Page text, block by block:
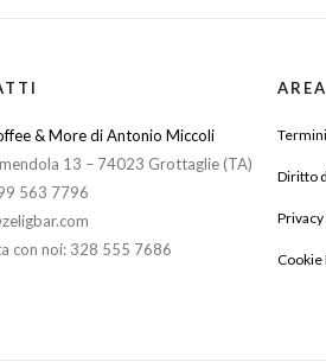
& More di Antonio Miccoli
13 – 74023 Grottaglie (TA)
563 7796
con noi: 328 555 7686
Diritto
Cookie